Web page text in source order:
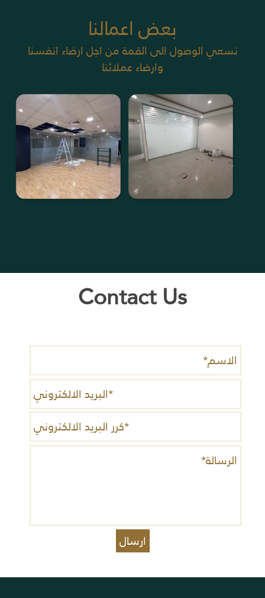
بعض اعمالنا
نسعي الوصول الى القمة من اجل ارضاء انفسنا
وارضاء عملائنا
Contact Us